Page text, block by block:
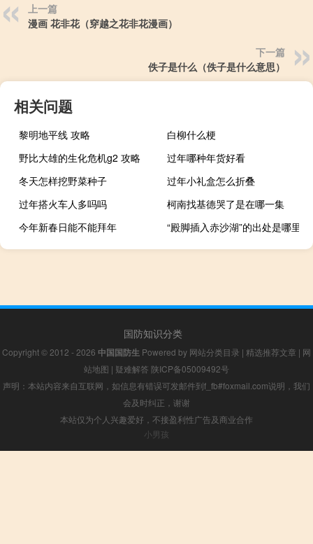
上一篇
漫画 花非花（穿越之花非花漫画）
下一篇
佚子是什么（佚子是什么意思）
相关问题
黎明地平线 攻略
白柳什么梗
野比大雄的生化危机g2 攻略
过年哪种年货好看
冬天怎样挖野菜种子
过年小礼盒怎么折叠
过年搭火车人多吗吗
柯南找基德哭了是在哪一集
今年新春日能不能拜年
“殿脚插入赤沙湖”的出处是哪里
国防知识分类
Copyright © 2012 - 2026 中国国防生 Powered by 网站分类目录 | 精选推荐文章 | 网
站地图 | 疑难解答 陕ICP备05009492号
声明：本站内容来自互联网，如信息有错误可发邮件到f_fb#foxmail.com说明，我们
会及时纠正，谢谢
本站仅为个人兴趣爱好，不接盈利性广告及商业合作
小男孩